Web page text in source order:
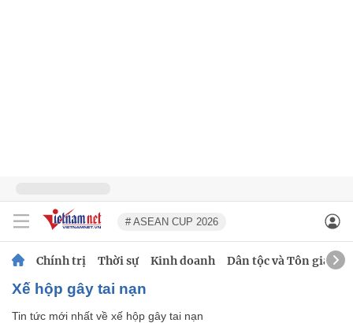
# ASEAN CUP 2026
Chính trị Thời sự Kinh doanh Dân tộc và Tôn giáo
xế hộp gây tai nạn
Tin tức mới nhất về xế hộp gây tai nạn